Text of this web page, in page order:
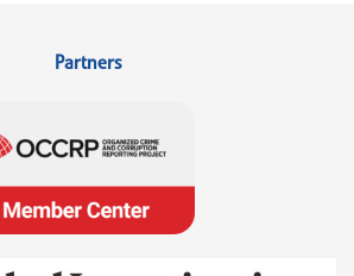
Partners